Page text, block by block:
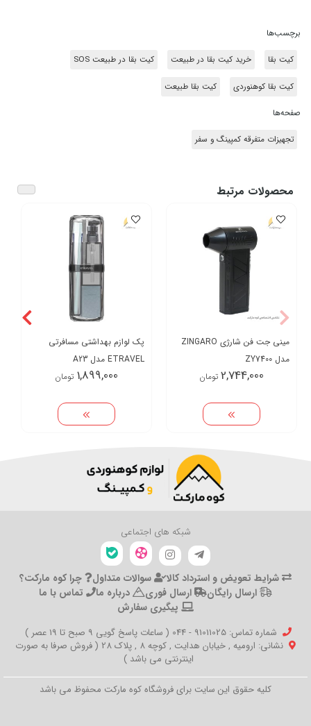
برچسب‌ها
کیت بقا خرید کیت بقا در طبیعت کیت بقا در طبیعت SOS
کیت بقا کوهنوردی کیت بقا طبیعت
صفحه‌ها
تجهیزات متفرقه کمپینگ و سفر
محصولات مرتبط
مینی جت فن شارژی ZINGARO
مدل ZY7400
2,744,000 تومان
پک لوازم بهداشتی مسافرتی
ETRAVEL مدل A23
1,899,000 تومان
شبکه های اجتماعی
شرایط تعویض و استرداد کالا سوالات متداول
چرا کوه مارکت؟
ارسال رایگان
ارسال فوری درباره ما
تماس با ما
پیگیری سفارش
شماره تماس‌: 91011025 - 044 ( ساعات پاسخ گویی 9 صبح تا 19 عصر )
نشانی: ارومیه , خیابان هدایت , کوچه 8 , پلاک 28 ( فروش صرفا به صورت
اینترنتی می باشد )
کلیه حقوق این سایت برای فروشگاه کوه مارکت محفوظ می باشد